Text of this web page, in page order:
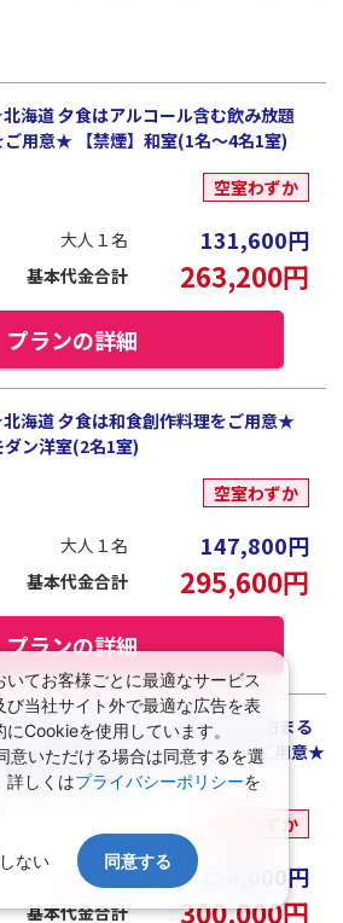
海道 夕食はアルコール含む飲み放題
用意★ 【禁煙】和室(1名～4名1室)
空室わずか
大人１名 131,600円
基本代金合計 263,200円
プランの詳細
海道 夕食は和食創作料理をご用意★
ン洋室(2名1室)
空室わずか
大人１名 147,800円
基本代金合計 295,600円
プランの詳細
海道の食を楽しむ★ 雪ほたるに泊まる
テルからのおもてなしの一品をご用意★
ン洋室(2名1室)
空室わずか
大人１名 150,000円
基本代金合計 300,000円
いてお客様ごとに最適なサービス
び当社サイト外で最適な広告を表
Cookieを使用しています。
意いただける場合は同意するを選
詳しくはプライバシーポリシーを
ない 同意する